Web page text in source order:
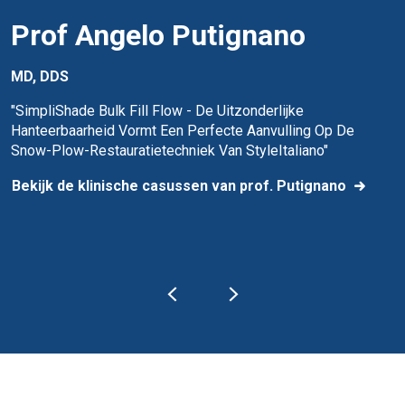
Prof Angelo Putignano
MD, DDS
"SimpliShade Bulk Fill Flow - De Uitzonderlijke
Hanteerbaarheid Vormt Een Perfecte Aanvulling Op De
Snow-Plow-Restauratietechniek Van StyleItaliano"
Bekijk de klinische casussen van prof. Putignano